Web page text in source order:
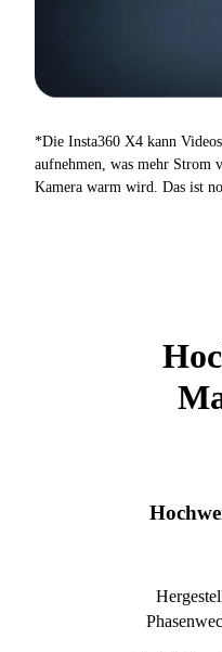
*Die Insta360 X4 kann
aufnehmen, was mehr Strom
Kamera warm wird. Das ist